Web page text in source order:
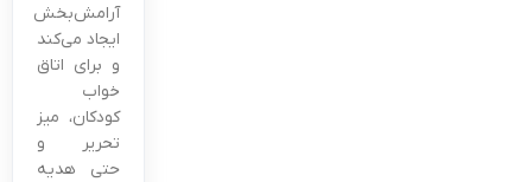
آرامش‌بخش
ایجاد می‌کند
و برای اتاق
خواب
کودکان، میز
تحریر و
حتی هدیه